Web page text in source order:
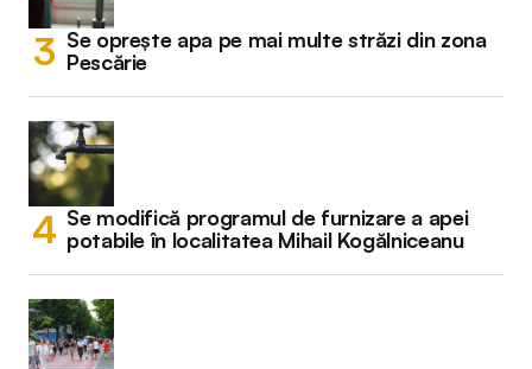
Se oprește apa pe mai multe străzi din zona
Pescărie
Se modifică programul de furnizare a apei
potabile în localitatea Mihail Kogălniceanu